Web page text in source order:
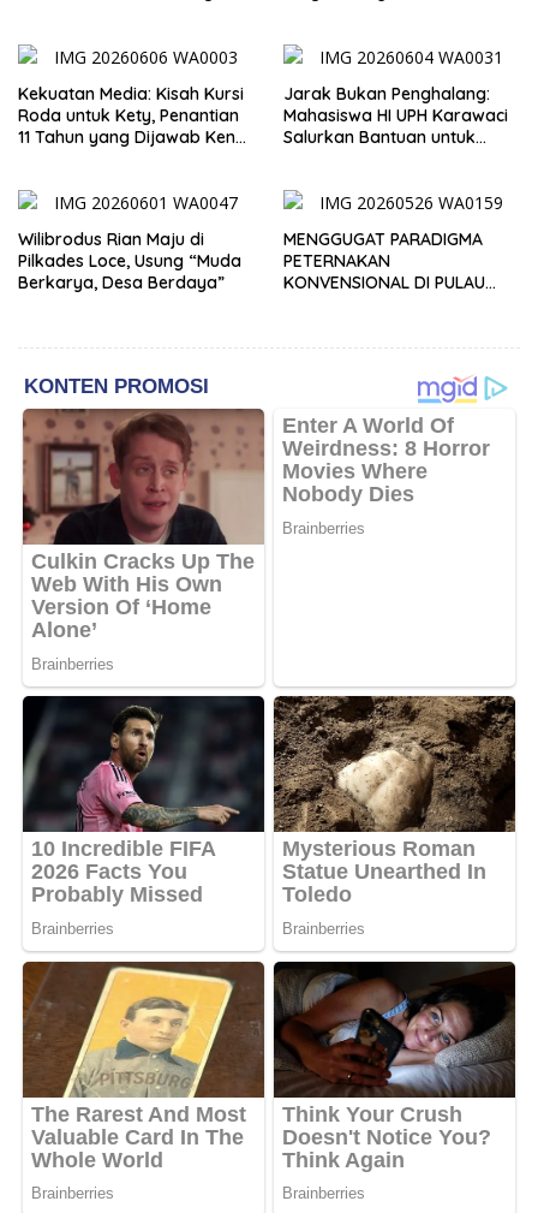
Kekuatan Media: Kisah Kursi
Roda untuk Kety, Penantian
11 Tahun yang Dijawab Ken
Jarak Bukan Penghalang:
Mahasiswa HI UPH Karawaci
Salurkan Bantuan untuk
Wilibrodus Rian Maju di
Pilkades Loce, Usung “Muda
Berkarya, Desa Berdaya”
MENGGUGAT PARADIGMA
PETERNAKAN
KONVENSIONAL DI PULAU
DAN INOVASI SIRKULAR
BERKELANJUTAN DI LAHAN
KERING